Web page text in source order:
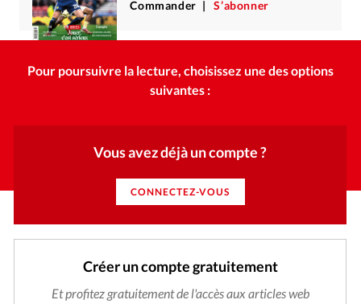
Commander S’abonner
Pour poursuivre la lecture, choisissez une des options
suivantes :
Vous avez déjà un compte ?
CONNECTEZ-VOUS
Créer un compte gratuitement
Et profitez gratuitement de l'accès aux articles web